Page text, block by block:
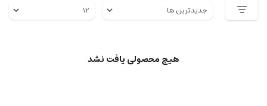
هیچ محصولی یافت نشد